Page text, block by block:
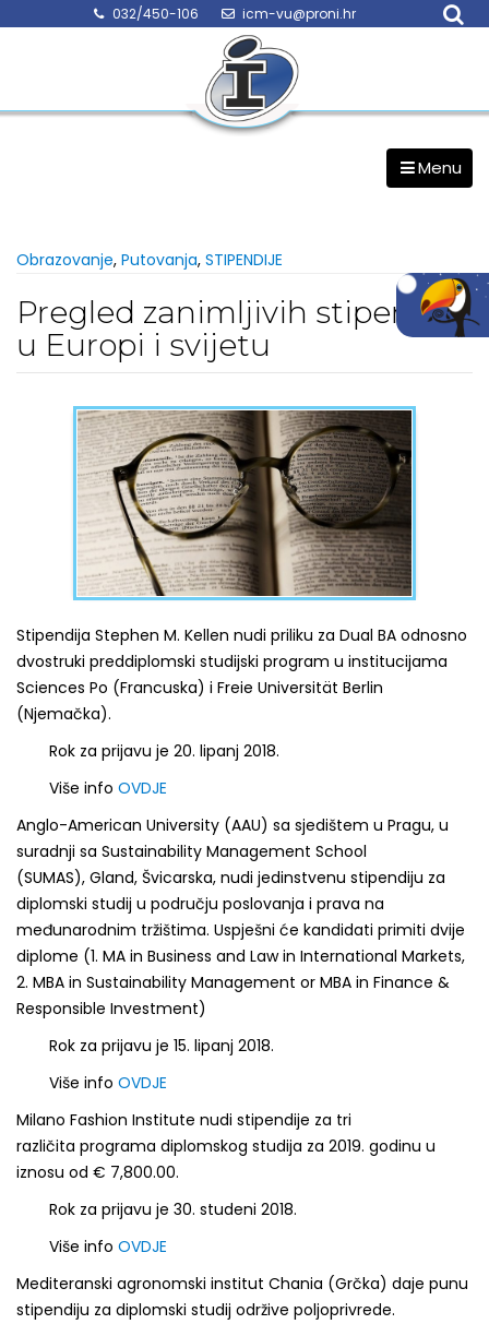
032/450-106 icm-vu@proni.hr
Menu
Obrazovanje, Putovanja, STIPENDIJE
Pregled zanimljivih stipendija
u Europi i svijetu
Stipendija Stephen M. Kellen nudi priliku za Dual BA odnosno
dvostruki preddiplomski studijski program u institucijama
Sciences Po (Francuska) i Freie Universität Berlin
(Njemačka).
Rok za prijavu je 20. lipanj 2018.
Više info OVDJE
Anglo-American University (AAU) sa sjedištem u Pragu, u
suradnji sa Sustainability Management School
(SUMAS), Gland, Švicarska, nudi jedinstvenu stipendiju za
diplomski studij u području poslovanja i prava na
međunarodnim tržištima. Uspješni će kandidati primiti dvije
diplome (1. MA in Business and Law in International Markets,
2. MBA in Sustainability Management or MBA in Finance &
Responsible Investment)
Rok za prijavu je 15. lipanj 2018.
Više info OVDJE
Milano Fashion Institute nudi stipendije za tri
različita programa diplomskog studija za 2019. godinu u
iznosu od € 7,800.00.
Rok za prijavu je 30. studeni 2018.
Više info OVDJE
Mediteranski agronomski institut Chania (Grčka) daje punu
stipendiju za diplomski studij održive poljoprivrede.